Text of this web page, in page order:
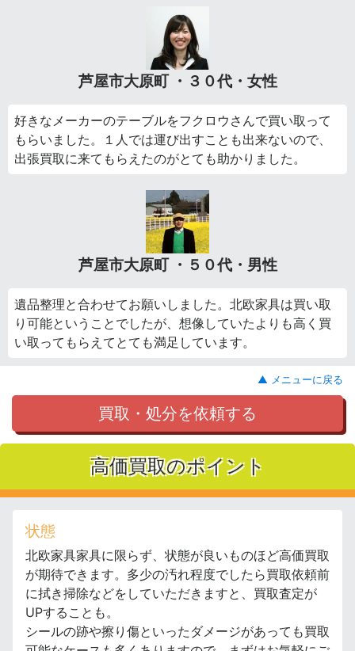
芦屋市大原町 ・３０代・女性
好きなメーカーのテーブルをフクロウさんで買い取って
もらいました。１人では運び出すことも出来ないので、
出張買取に来てもらえたのがとても助かりました。
芦屋市大原町 ・５０代・男性
遺品整理と合わせてお願いしました。北欧家具は買い取
り可能ということでしたが、想像していたよりも高く買
い取ってもらえてとても満足しています。
▲ メニューに戻る
買取・処分を依頼する
高価買取のポイント
状態
北欧家具家具に限らず、状態が良いものほど高価買取
が期待できます。多少の汚れ程度でしたら買取依頼前
に拭き掃除などをしていただきますと、買取査定が
UPすることも。
シールの跡や擦り傷といったダメージがあっても買取